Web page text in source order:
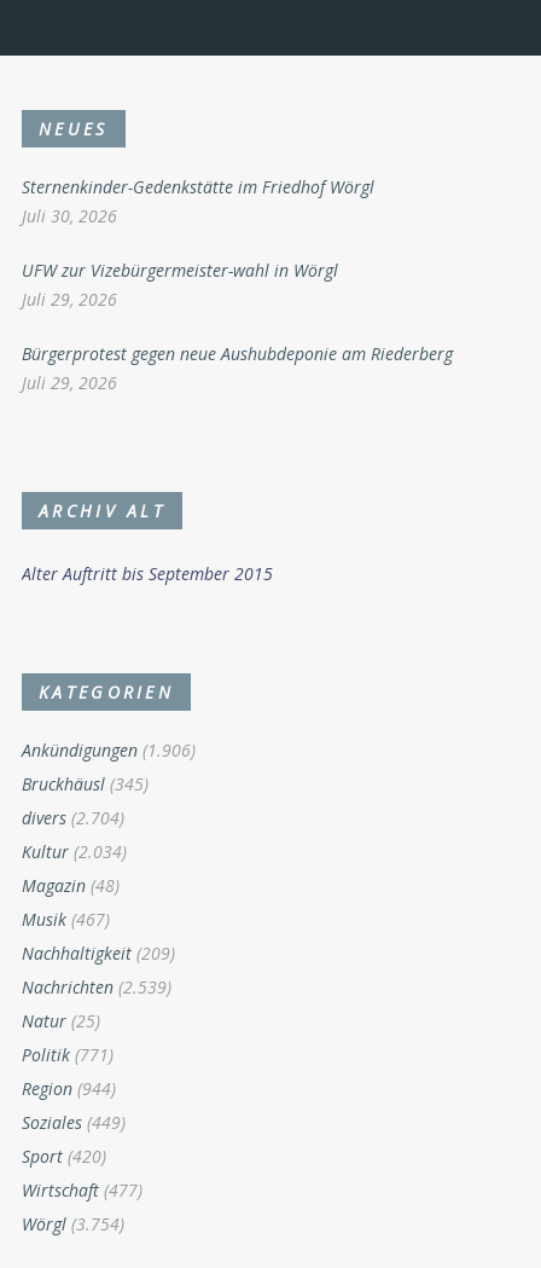
NEUES
Sternenkinder-Gedenkstätte im Friedhof Wörgl
Juli 30, 2026
UFW zur Vizebürgermeister-wahl in Wörgl
Juli 29, 2026
Bürgerprotest gegen neue Aushubdeponie am Riederberg
Juli 29, 2026
ARCHIV ALT
Alter Auftritt bis September 2015
KATEGORIEN
Ankündigungen (1.906)
Bruckhäusl (345)
divers (2.704)
Kultur (2.034)
Magazin (48)
Musik (467)
Nachhaltigkeit (209)
Nachrichten (2.539)
Natur (25)
Politik (771)
Region (944)
Soziales (449)
Sport (420)
Wirtschaft (477)
Wörgl (3.754)